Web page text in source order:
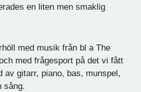
en liten men smaklig
med musik från bl a The
med frågesport på det vi fått
av gitarr, piano, bas, munspel,
sång.